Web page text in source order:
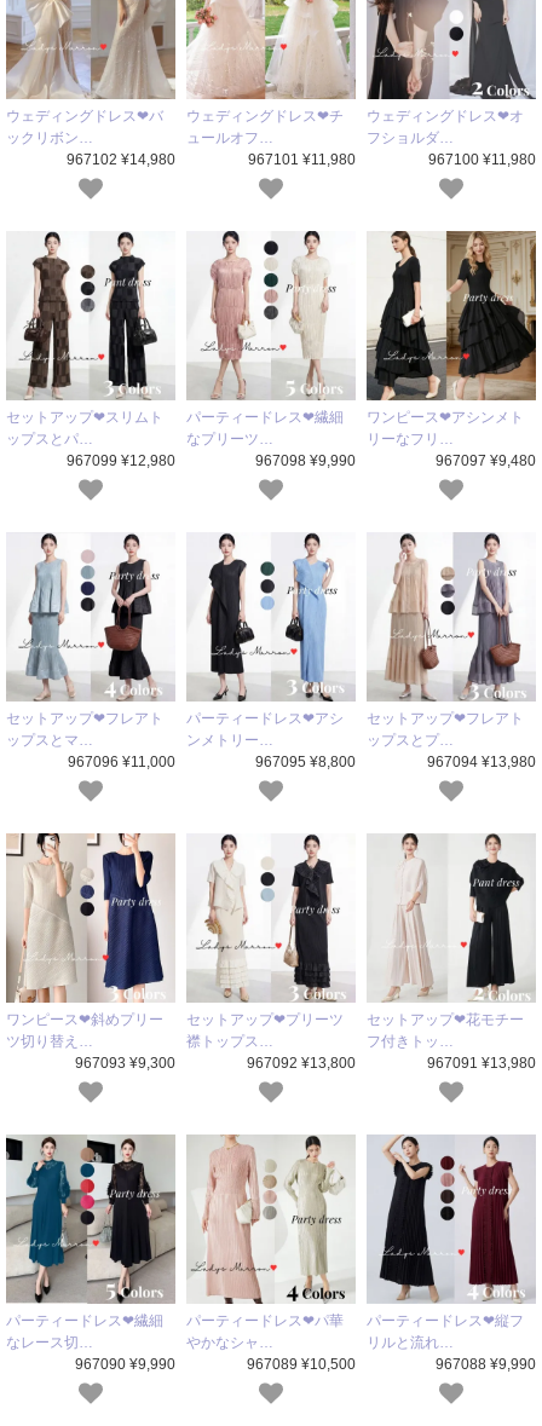
ウェディングドレス❤バ
ックリボン…
967102 ¥14,980
ウェディングドレス❤チ
ュールオフ…
967101 ¥11,980
ウェディングドレス❤オ
フショルダ…
967100 ¥11,980
セットアップ❤スリムト
ップスとパ…
967099 ¥12,980
パーティードレス❤繊細
なプリーツ…
967098 ¥9,990
ワンピース❤アシンメト
リーなフリ…
967097 ¥9,480
セットアップ❤フレアト
ップスとマ…
967096 ¥11,000
パーティードレス❤アシ
ンメトリー…
967095 ¥8,800
セットアップ❤フレアト
ップスとプ…
967094 ¥13,980
ワンピース❤斜めプリー
ツ切り替え…
967093 ¥9,300
セットアップ❤プリーツ
襟トップス…
967092 ¥13,800
セットアップ❤花モチー
フ付きトッ…
967091 ¥13,980
パーティードレス❤繊細
なレース切…
967090 ¥9,990
パーティードレス❤パ華
やかなシャ…
967089 ¥10,500
パーティードレス❤縦フ
リルと流れ…
967088 ¥9,990